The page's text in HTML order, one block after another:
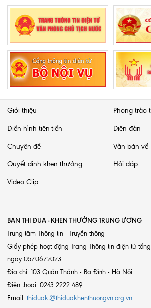
Giới thiệu Phong trào
Điển hình tiên tiến Diễn đàn
Chuyên đề Văn bản về
Quyết định khen thưởng Hỏi đáp
Video Clip
BAN THI ĐUA - KHEN THƯỞNG TRUNG ƯƠNG
Trung tâm Thông tin - Truyền thông
Giấy phép hoạt động Trang Thông tin điện tử
ngày 05/06/2023
Địa chỉ: 103 Quán Thánh - Ba Đình - Hà Nội
Điện thoại: 0243 2222 489
Email: thiduakt@thiduakhenthuongvn.org.vn